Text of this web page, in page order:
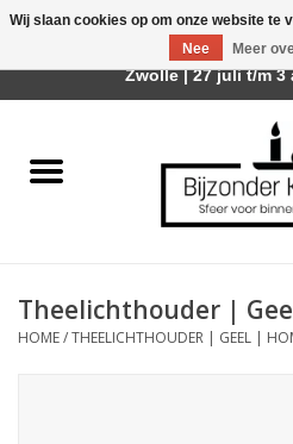
Räder Design Stories
Geurkaarsen
Theelichthouder |
HOME/THEELICHTHOUDER | GEEL |
Wij slaan cookies op om onze website te
Nee
Meer
Afhalen is mogelijk bij mijn
Zwolle | 27 juli t/m 3